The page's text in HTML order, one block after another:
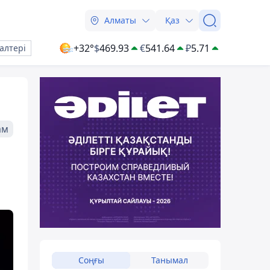
Алматы Қаз
+32°$469.93 €541.64 ₽5.71
Соңғы Танымал